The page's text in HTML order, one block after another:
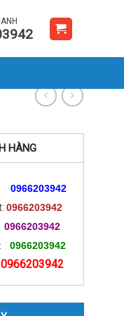
HÀNG
0966203942
0966203942
0966203942
0966203942
0966203942